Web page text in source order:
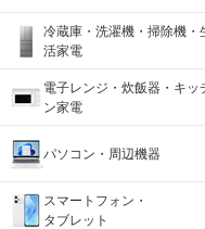
冷蔵庫・洗濯機・掃除機・
活家電
電子レンジ・炊飯器・キッ
ン家電
パソコン・周辺機器
スマートフォン・
タブレット